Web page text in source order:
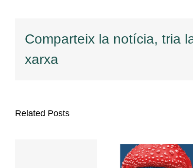
Comparteix la notícia, tria
xarxa
Related Posts